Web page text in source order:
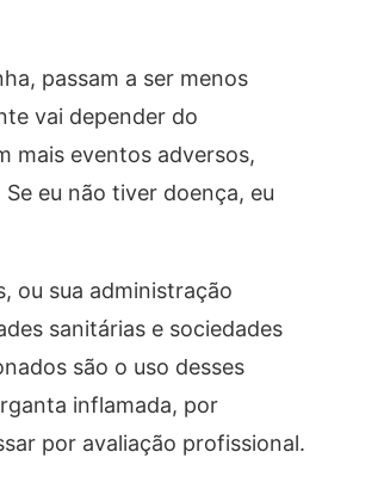
passam a ser menos
vai depender do
mais eventos adversos,
eu não tiver doença, eu
ou sua administração
sanitárias e sociedades
são o uso desses
inflamada, por
por avaliação profissional.